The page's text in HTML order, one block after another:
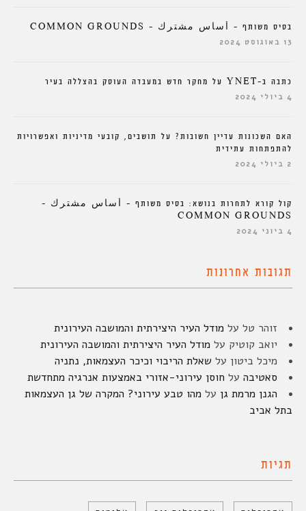
בסיס משותף – أساس مشترك – COMMON GROUNDS
13 באוגוסט 2024
כתבה ב-YNET על מחקר חדש במעבדה העוסק בהצללה בעיר
4 ביולי 2024
האם השכונות עדיין חשובות? על תושבים, קובעי מדיניות ואפשרויות
להתפתחות עתידית
2 ביולי 2024
קול קורא לתחרות בנושא: בסיס משותף – أساس مشترك –
COMMON GROUNDS
4 ביוני 2024
תגובות אחרונות
זוהר טל על מודל העיר היצירתית והמושבה העירונית
יואב קוטיק על מודל העיר היצירתית והמושבה העירונית
מיכל ביטון על שאלת הריבוי וכיכר העצמאות, נתניה
סאטיבה על חוסן עירוני-אזורי באמצעות אנרגיה מתחדשת
הגנן מרמת גן על מהו טבע עירוני? המקרה של גן העצמאות
בתל אביב
תגיות